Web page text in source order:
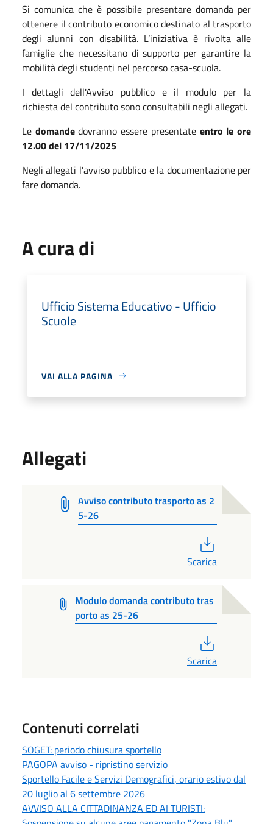
Si comunica che è possibile presentare domanda per
ottenere il contributo economico destinato al trasporto
degli alunni con disabilità. L’iniziativa è rivolta alle
famiglie che necessitano di supporto per garantire la
mobilità degli studenti nel percorso casa-scuola.
I dettagli dell'Avviso pubblico e il modulo per la
richiesta del contributo sono consultabili negli allegati.
Le domandedovranno essere presentateentro le ore
12.00 del 17/11/2025
Negli allegati l'avviso pubblico e la documentazione per
fare domanda.
A cura di
Ufficio Sistema Educativo - Ufficio
Scuole
VAI ALLA PAGINA
Allegati
Avviso contributo trasporto as 2
5-26
Scarica
Modulo domanda contributo tras
porto as 25-26
Scarica
Contenuti correlati
SOGET: periodo chiusura sportello
PAGOPA avviso - ripristino servizio
Sportello Facile e Servizi Demografici, orario estivo dal
20 luglio al 6 settembre 2026
AVVISO ALLA CITTADINANZA ED AI TURISTI: